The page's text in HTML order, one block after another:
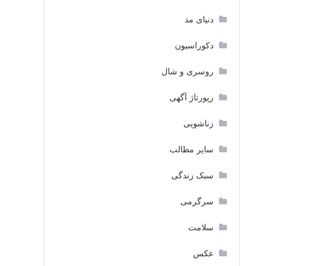
دنیای مد
دکوراسیون
روسری و شال
رپورتاژ آگهی
زناشویی
سایر مطالب
سبک زندگی
سرگرمی
سلامت
عکس